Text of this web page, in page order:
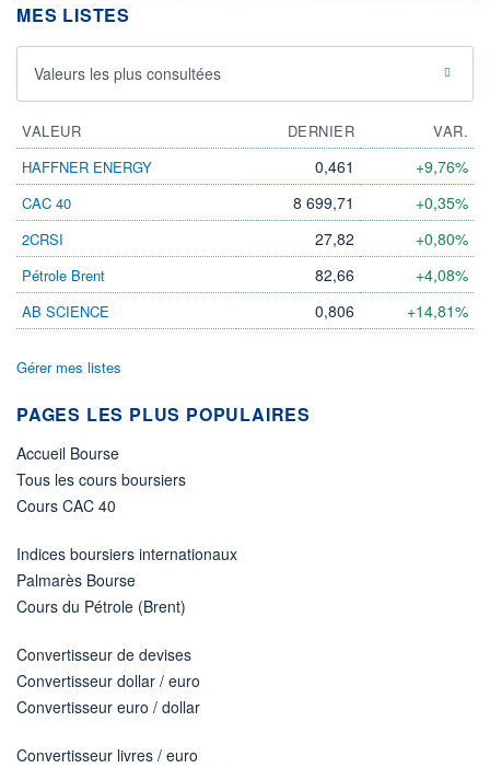
MES LISTES
Valeurs les plus consultées
VALEUR DERNIER
VAR.
HAFFNER ENERGY
0,461 +9,76%
CAC 40 8 699,71 +0,35%
2CRSI 27,82 +0,80%
Pétrole Brent 82,66 +4,08%
AB SCIENCE 0,806 +14,81%
Gérer mes listes
PAGES LES PLUS POPULAIRES
Accueil Bourse
Tous les cours boursiers
Cours CAC 40
Indices boursiers internationaux
Palmarès Bourse
Cours du Pétrole (Brent)
Convertisseur de devises
Convertisseur dollar / euro
Convertisseur euro / dollar
Convertisseur livres / euro